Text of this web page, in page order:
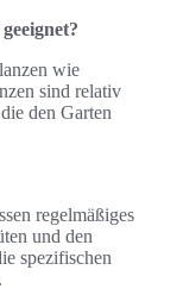
wie
sind relativ
den Garten
regelmäßiges
und den
spezifischen